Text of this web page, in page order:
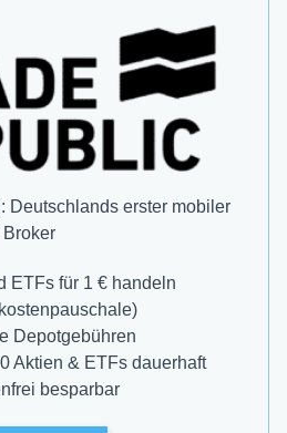
Deutschlands erster mobiler
ETFs für 1 € handeln
Depotgebühren
Aktien & ETFs dauerhaft
besparbar